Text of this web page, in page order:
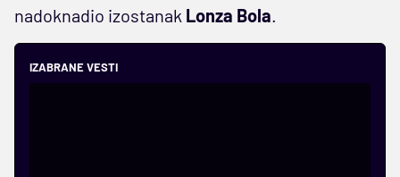
nadoknadio izostanak Lonza Bola.
IZABRANE VESTI